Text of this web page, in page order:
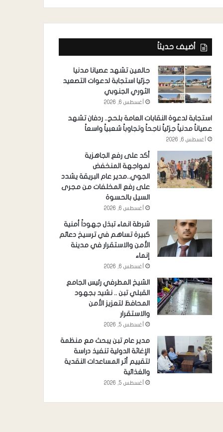
أضيف حديثاً
حالمين تشهد عصيانا مدنيا
جزئيا استجابة لدعوات التصعيد
الثوري الجنوبي
أغسطس 6, 2026
استجابة لدعوة النقابات العامة بلحج.. ردفان تشهد
عصياناً مدنياً جزئياً ناجحاً وتجاوباً شعبياً واسعاً
أغسطس 6, 2026
أكد على رفع الجاهزية
لمواجهة المنخفض
الجوي..مدير عام البريقة يشدد
على رفع المخلفات من مجرى
السيل بالحسوة
أغسطس 6, 2026
شرطة انماء تبذل جهوداً أمنية
كبيرة تساهم في ترسيخ دعائم
الأمن والاستقرار في مدينة
إنماء
أغسطس 6, 2026
الشيخ المطرفي رئيس الجامع
القبلي تبن .. نشيد بجهود
المحافظ لتعزيز الأمن
والاستقرار
أغسطس 5, 2026
مدير عام تبن يبحث مع منظمة
الإغاثة الدولية تنفيذ دراسة
لتقييم أثر المساعدات النقدية
والغذائية
أغسطس 5, 2026